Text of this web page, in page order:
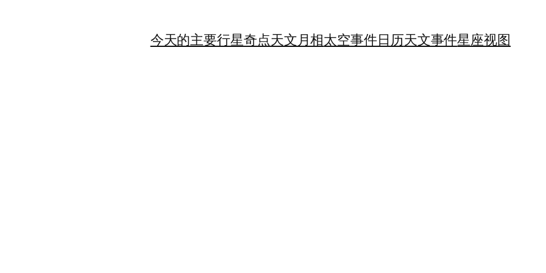
今天的主要行星奇点天文月相太空事件日历天文事件星座视图